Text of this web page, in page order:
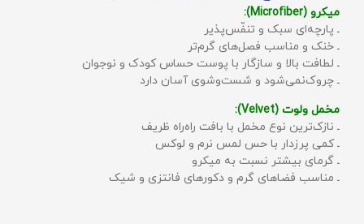
میکرو (Microfiber):
ـ پارچه‌ای سبک و تنفّس‌پذیر
ـ خنک و مناسب فصل‌های گرم‌تر
ـ لطافت بالا و سازگار با پوست حساس کودک و نوجوان
ـ چروک‌نمی‌شود و شست‌وشوی آسان دارد
مخمل ولوت (Velvet):
ـ نازک‌ترین نوع مخمل با بافت راه‌راه ظریف
ـ کمی پرزدار با حس لمس نرم و لوکس
ـ گرمای بیشتر نسبت به میکرو
ـ مناسب فضاهای گرم و دکورهای فانتزی و شیک